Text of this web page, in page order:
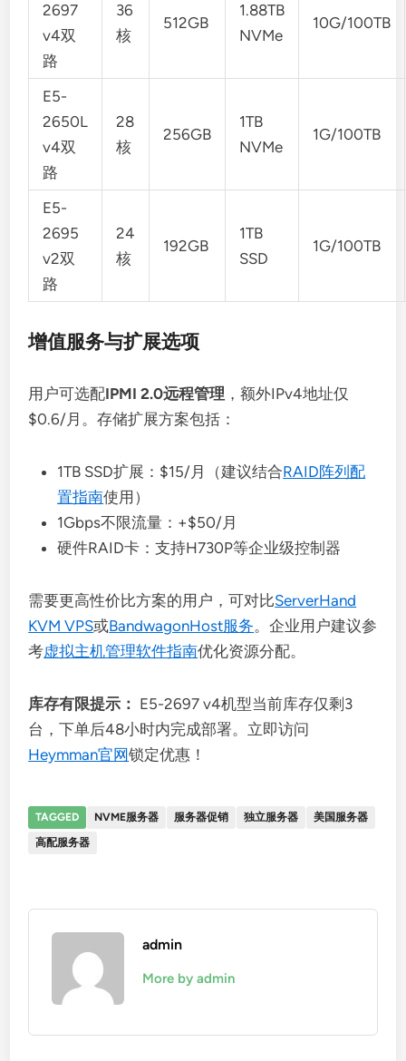
2697
v4双
路
36
核
512GB
1.88TB
NVMe
10G/100TB
E5-
2650L
v4双
路
28
核
256GB
1TB
NVMe
1G/100TB
E5-
2695
v2双
路
24
核
192GB
1TB
SSD
1G/100TB
增值服务与扩展选项
用户可选配IPMI 2.0远程管理 ，额外IPv4地址仅
$0.6/月。存储扩展方案包括：
1TB SSD扩展：$15/月（建议结合RAID阵列配
置指南使用）
1Gbps不限流量：+$50/月
硬件RAID卡：支持H730P等企业级控制器
需要更高性价比方案的用户，可对比ServerHand
KVM VPS或BandwagonHost服务。企业用户建议参
考虚拟主机管理软件指南优化资源分配。
库存有限提示： E5-2697 v4机型当前库存仅剩3
台，下单后48小时内完成部署。立即访问
Heymman官网锁定优惠！
TAGGED NVME服务器 服务器促销 独立服务器
美国服务器
高配服务器
admin
More by admin